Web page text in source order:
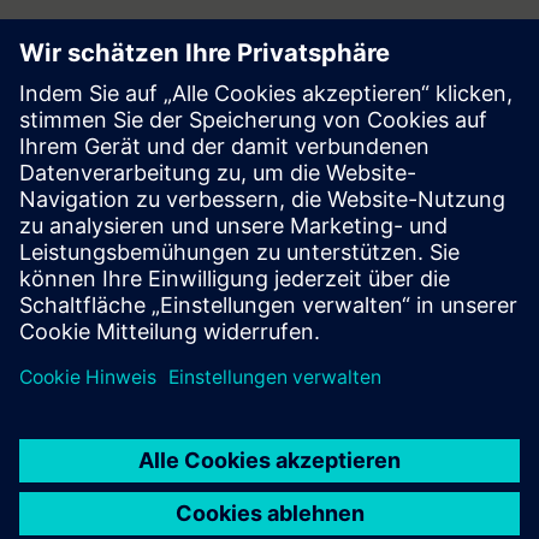
Follow
Press | Company | Siemens
© Siemens 1996 – 2026
Corporate Information
Privacy Notice
Cookie Notice
Digital ID